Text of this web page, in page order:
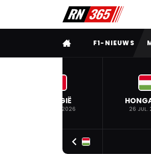
VOLLEDIG MENU
F1-NIEUWS
BELGIË
19 JUL. 2026 26 JUL.